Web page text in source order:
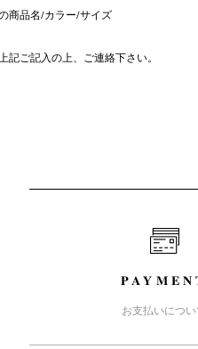
商品名/カラー/サイズ
記ご記入の上、ご連絡下さい。
お支払いについ